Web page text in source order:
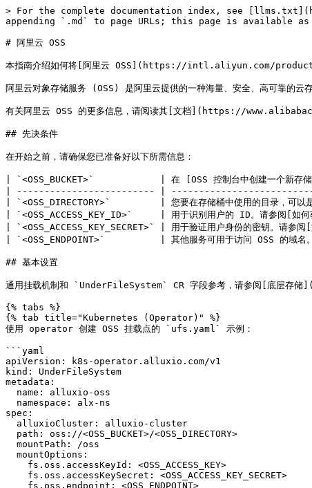
> For the complete documentation index, see
appending `.md` to page URLs; this page is available
# 阿里云 OSS
本指南介绍如何将[阿里云 OSS](https://intl.aliyun.com/
阿里云对象存储服务 (OSS) 是阿里云提供的一种海量、安全、高可靠的云
有关阿里云 OSS 的更多信息，请阅读其[文档](https://
## 先决条件
在开始之前，请确保您已准备好以下所需信息：
| `<OSS_BUCKET>`            | 在 [OSS 控制台中创建一个新
| ------------------------- |
| `<OSS_DIRECTORY>`         | 您要在存储桶中
| `<OSS_ACCESS_KEY_ID>`     | 用于识别用户的 ID。请
| `<OSS_ACCESS_KEY_SECRET>` | 用于验证用户身份的
| `<OSS_ENDPOINT>`          | 其他服务可用于访问 OSS 的
## 基本设置
通用挂载机制和 `UnderFileSystem` CR 字段参考，请参阅[底
{% tabs %}
{% tab title="Kubernetes (Operator)" %}
使用 operator 创建 OSS 挂载点的 `ufs.yaml` 示例：
```yaml
apiVersion: k8s-operator.alluxio.com/v1
kind: UnderFileSystem
metadata:
spec: